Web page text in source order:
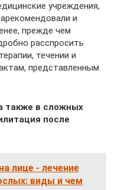
учреждения,
и
прежде чем
расспросить
течении и
представленным
также в сложных
после
лице - лечение
виды и чем